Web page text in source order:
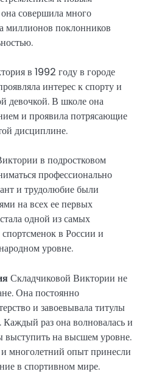
совершила много
миллионов поклонников
в 1992 году в городе
интерес к спорту и
девочкой. В школе она
и проявила потрясающие
дисциплине.
в подростковом
профессионально
и трудолюбие были
на всех ее первых
одной из самых
в России и
уровне.
Складчиковой Виктории не
Она постоянно
и завоевывала титулы
раз она волновалась и
выступить на высшем уровне.
многолетний опыт принесли
в спортивном мире.